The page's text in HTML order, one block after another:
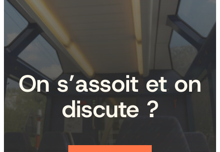
On s’assoit et on
discute ?